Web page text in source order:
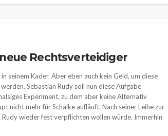
Rechtsverteidiger
seinem Kader. Aber eben auch kein Geld, um diese
Sebastian Rudy soll nun diese Aufgabe
Experiment, zu dem aber keine Alternativ
nicht mehr für Schalke aufläuft. Nach seiner Leihe zur
wieder fest verpflichten wollen würde. Immerhin